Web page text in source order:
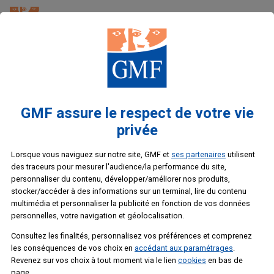
Calcul cotisation prévoyance décès
Prévoyance décès GMF : obtenez un tarif
proches en leur transmettant un capital important, au cas où
vous veniez à disparaître
(1)
Choix des critères
Résultat de votre simulation
Données obligatoires
Critères de simulation
Afin de vous proposer le niveau de protection qui
de connaître des informations suivantes :
Quel est votre âge ?
GMF assure le respect de votre vie
privée
Lorsque vous naviguez sur notre site, GMF et ses partenaires utilisent
des traceurs pour mesurer l'audience/la performance du site,
personnaliser du contenu, développer/améliorer nos produits,
stocker/accéder à des informations sur un terminal, lire du contenu
multimédia et personnaliser la publicité en fonction de vos données
personnelles, votre navigation et géolocalisation.
Consultez les finalités, personnalisez vos préférences et comprenez
les conséquences de vos choix en accédant aux paramétrages
Revenez sur vos choix à tout moment via le lien cookies en bas de